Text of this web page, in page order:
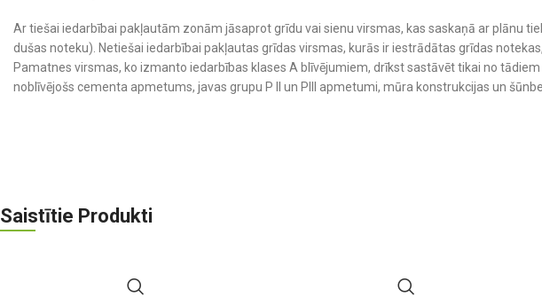
Ar tiešai iedarbībai pakļautām zonām jāsaprot grīdu vai sienu virsmas, kas saskaņā ar plānu
dušas noteku). Netiešai iedarbībai pakļautas grīdas virsmas, kurās ir iestrādātas grīdas
Pamatnes virsmas, ko izmanto iedarbības klases A blīvējumiem, drīkst sastāvēt tikai no
noblīvējošs cementa apmetums, javas grupu P II un PIII apmetumi, mūra konstrukcijas un
Saistītie Produkti